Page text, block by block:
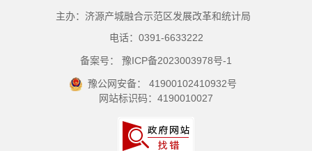
主办：济源产城融合示范区发展改革和统计局
电话：0391-6633222
备案号： 豫ICP备2023003978号-1
豫公网安备： 41900102410932号
网站标识码：4190010027